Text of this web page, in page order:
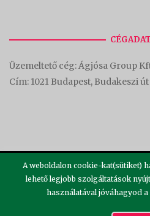
Üzemeltető cég: Ágjósa Group
Cím: 1021 Budapest, Budakeszi
Theme
A weboldalon cookie-kat(sütiket)
lehető legjobb szolgáltatások
használatával jóváhagyod